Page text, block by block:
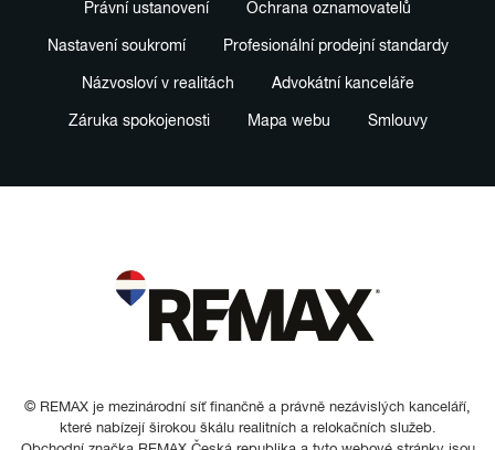
Právní ustanovení Ochrana oznamovatelů
Nastavení soukromí Profesionální prodejní standardy
Názvosloví v realitách Advokátní kanceláře
Záruka spokojenosti Mapa webu Smlouvy
© REMAX je mezinárodní síť finančně a právně nezávislých kanceláří,
které nabízejí širokou škálu realitních a relokačních služeb.